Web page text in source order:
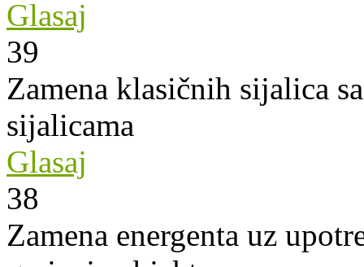
Glasaj
39
Zamena klasičnih sijalica
sijalicama
Glasaj
38
Zamena energenta uz